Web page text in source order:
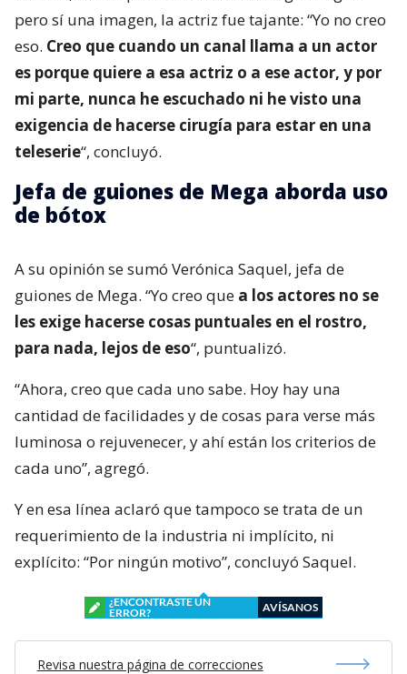
pero sí una imagen, la actriz fue tajante: “Yo no creo
eso. Creo que cuando un canal llama a un actor
es porque quiere a esa actriz o a ese actor, y por
mi parte, nunca he escuchado ni he visto una
exigencia de hacerse cirugía para estar en una
teleserie“, concluyó.
Jefa de guiones de Mega aborda uso
de bótox
A su opinión se sumó Verónica Saquel, jefa de
guiones de Mega. “Yo creo que a los actores no se
les exige hacerse cosas puntuales en el rostro,
para nada, lejos de eso“, puntualizó.
“Ahora, creo que cada uno sabe. Hoy hay una
cantidad de facilidades y de cosas para verse más
luminosa o rejuvenecer, y ahí están los criterios de
cada uno”, agregó.
Y en esa línea aclaró que tampoco se trata de un
requerimiento de la industria ni implícito, ni
explícito: “Por ningún motivo”, concluyó Saquel.
¿ENCONTRASTE UN
ERROR?
AVÍSANOS
Revisa nuestra página de correcciones